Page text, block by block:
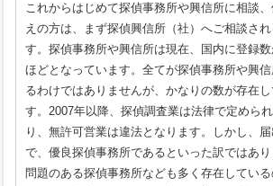
これからはじめて探偵事務所や興信所に相談
えの方は、まず探偵興信所（社）へご相談さ
す。探偵事務所や興信所は現在、国内に登録
ほどとなっています。全てが探偵事務所や興
るわけではありませんが、かなりの数が存在
す。2007年以降、探偵調査業は法律で定めら
り、無許可営業は違法となります。しかし、
で、優良探偵事務所であるといった訳ではあ
問題のある探偵事務所なども多く存在している